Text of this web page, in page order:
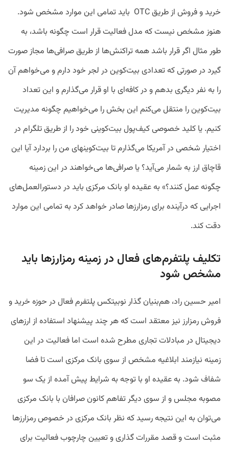
خریدوفروش ازطریق باید تمامی این موارد مشخص شود.
هنوز مشخص نیستکه مدلفعالیتقرار است چگونه باشد، به
طور مثال اگرقرار باشدهمه تراکنش‌ها ازطریقصرافی‌ها مجازصورت
گیرد درصورتیکه تعدادی بیت‌کوین در لجر خود دارمو می‌خواهمآن
را به نفر دیگری بدهمو درکافه‌ای با اوقرار می‌گذارمو این تعداد
بیت‌کوینرا منتقل می‌کنم این بخشرا می‌خواهیم چگونه مدیریت
کنیم. یا کلید خصوصیکیف‌پول بیت‌کوینی خودرا ازطریقتلگرام در
اختیار شخصی درآمریکا می‌گذارمتا بیت‌کوینهای منرا برداردآیا این
قاچاق ارز به شمار می‌آید؟یا صرافی‌ها می‌خواهند در اینزمینه
چگونهعملکنند؟» بهعقیده او بانک مرکزی باید در دستورالعمل‌های
اجراییکه درآینده برایرمزارزها صادر خواهدکرد به تمامی این موارد
دقتکند.
تکلیف پلتفرم‌های فعال در زمینه رمزارزها باید
مشخص شود
امیر حسینراد، هم‌بنیانگذار نوبیتکس پلتفرم فعال در حوزه خرید و
فروش رمزارز نیز معتقد استکههر چند پیشنهاد استفاده از ارزهای
دیجیتال در مبادلات تجاری مطرح شده است اما فعالیت در این
زمینه نیازمند ابلاغیه مشخص از سوی بانک مرکزی استتا فضا
شفاف شود. به عقیده او با توجه به شرایط پیش آمده از یک سو
مصوبه مجلس و از سوی دیگر تفاهم کانون صرافان با بانک مرکزی
می‌توان به این نتیجه رسید که نظر بانک مرکزی در خصوص رمزارزها
مثبت است و قصد مقررات گذاری و تعیین چارچوب فعالیت برای